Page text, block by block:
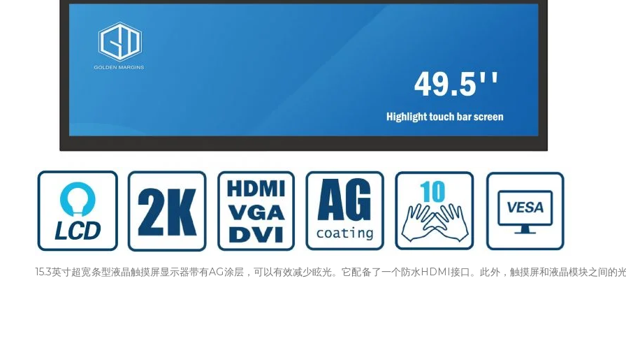
15.3英寸超宽条型液晶触摸屏显示器带有AG涂层，可以有效减少眩光。它配备了一个防水HDMI接口。此外，触摸屏和液晶模块之间的